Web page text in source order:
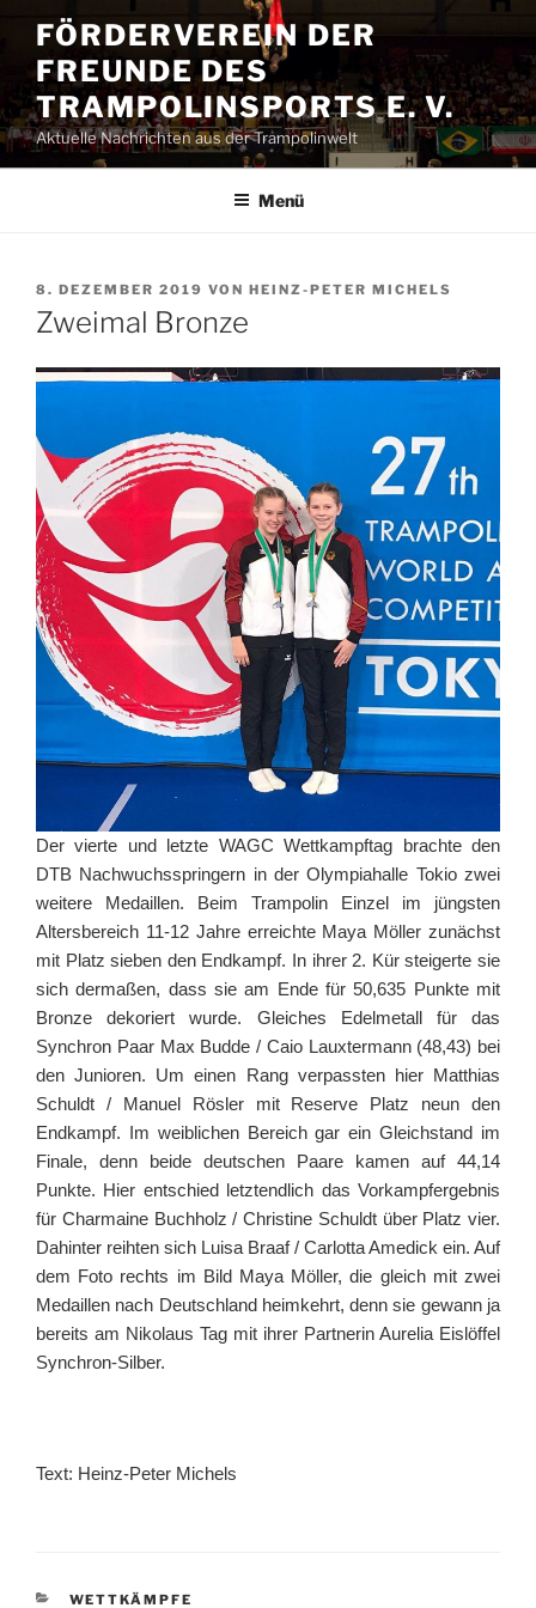
Inhalt
springen
FÖRDERVEREIN DER
FREUNDE DES
TRAMPOLINSPORTS E. V.
Aktuelle Nachrichten aus der Trampolinwelt
Menü
VERÖFFENTLICHT
AM
8. DEZEMBER 2019 VON HEINZ-PETER MICHELS
Zweimal Bronze
Der vierte und letzte WAGC Wettkampftag brachte den
DTB Nachwuchsspringern in der Olympiahalle Tokio zwei
weitere Medaillen. Beim Trampolin Einzel im jüngsten
Altersbereich 11-12 Jahre erreichte Maya Möller zunächst
mit Platz sieben den Endkampf. In ihrer 2. Kür steigerte sie
sich dermaßen, dass sie am Ende für 50,635 Punkte mit
Bronze dekoriert wurde. Gleiches Edelmetall für das
Synchron Paar Max Budde / Caio Lauxtermann (48,43) bei
den Junioren. Um einen Rang verpassten hier Matthias
Schuldt / Manuel Rösler mit Reserve Platz neun den
Endkampf. Im weiblichen Bereich gar ein Gleichstand im
Finale, denn beide deutschen Paare kamen auf 44,14
Punkte. Hier entschied letztendlich das Vorkampfergebnis
für Charmaine Buchholz / Christine Schuldt über Platz vier.
Dahinter reihten sich Luisa Braaf / Carlotta Amedick ein. Auf
dem Foto rechts im Bild Maya Möller, die gleich mit zwei
Medaillen nach Deutschland heimkehrt, denn sie gewann ja
bereits am Nikolaus Tag mit ihrer Partnerin Aurelia Eislöffel
Synchron-Silber.
Text: Heinz-Peter Michels
KATEGORIEN
WETTKÄMPFE